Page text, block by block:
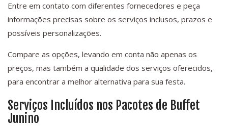
Entre em contato com diferentes fornecedores e peça
informações precisas sobre os serviços inclusos, prazos e
possíveis personalizações.
Compare as opções, levando em conta não apenas os
preços, mas também a qualidade dos serviços oferecidos,
para encontrar a melhor alternativa para sua festa.
Serviços Incluídos nos Pacotes de Buffet
Junino